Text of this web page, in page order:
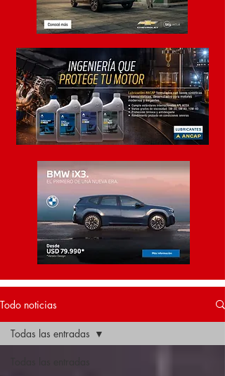
Todo noticias
Todas las entradas